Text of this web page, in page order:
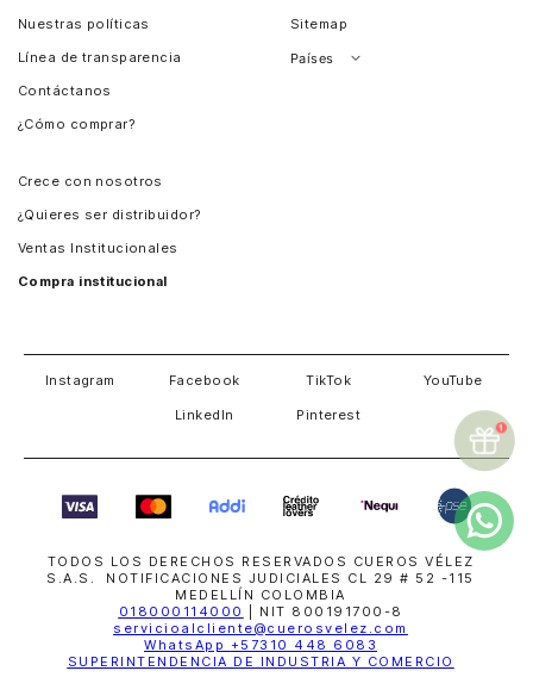
Nuestras políticas
Línea de transparencia
Contáctanos
¿Cómo comprar?
Sitemap
Países
Crece con nosotros
¿Quieres ser distribuidor?
Ventas Institucionales
Compra institucional
Instagram Facebook TikTok YouTube
LinkedIn Pinterest
TODOS LOS DERECHOS RESERVADOS CUEROS VÉLEZ
S.A.S. NOTIFICACIONES JUDICIALES CL 29 # 52 -115
MEDELLÍN COLOMBIA
018000114000
| NIT 800191700-8
servicioalcliente@cuerosvelez.com
WhatsApp +57310 448 6083
SUPERINTENDENCIA DE INDUSTRIA Y COMERCIO